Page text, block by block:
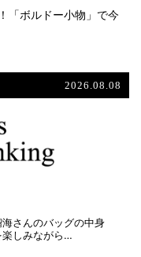
「ボルドー小物」で今
2026.08.08
さんのバッグの中身
楽しみながら…